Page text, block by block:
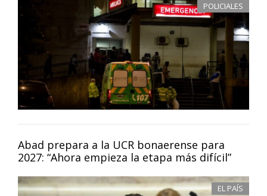
POLICIALES
Abad prepara a la UCR bonaerense para
2027: “Ahora empieza la etapa más difícil”
EL PAÍS